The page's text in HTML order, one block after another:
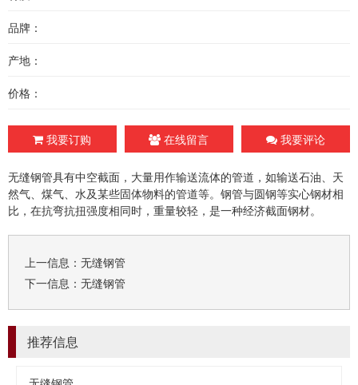
品牌：
产地：
价格：
我要订购 在线留言 我要评论
无缝钢管具有中空截面，大量用作输送流体的管道，如输送石油、天
然气、煤气、水及某些固体物料的管道等。钢管与圆钢等实心钢材相
比，在抗弯抗扭强度相同时，重量较轻，是一种经济截面钢材。
上一信息： 无缝钢管
下一信息： 无缝钢管
推荐信息